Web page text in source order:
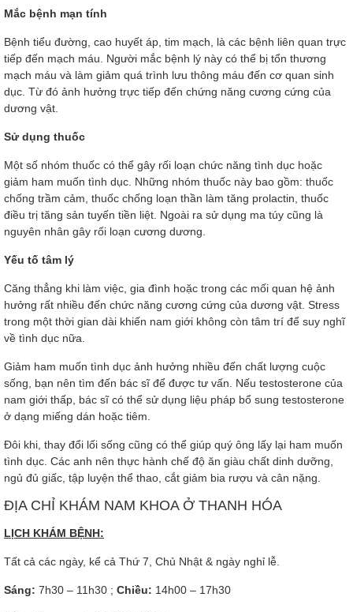
Mắc bệnh mạn tính
Bệnh tiểu đường, cao huyết áp, tim mạch, là các bệnh liên quan trực
tiếp đến mạch máu. Người mắc bệnh lý này có thể bị tổn thương
mạch máu và làm giảm quá trình lưu thông máu đến cơ quan sinh
dục. Từ đó ảnh hưởng trực tiếp đến chứng năng cương cứng của
dương vật.
Sử dụng thuốc
Một số nhóm thuốc có thể gây rối loạn chức năng tình dục hoặc
giảm ham muốn tình dục. Những nhóm thuốc này bao gồm: thuốc
chống trầm cảm, thuốc chống loạn thần làm tăng prolactin, thuốc
điều trị tăng sản tuyến tiền liệt. Ngoài ra sử dụng ma túy cũng là
nguyên nhân gây rối loạn cương dương.
Yếu tố tâm lý
Căng thẳng khi làm việc, gia đình hoặc trong các mối quan hệ ảnh
hưởng rất nhiều đến chức năng cương cứng của dương vật. Stress
trong một thời gian dài khiến nam giới không còn tâm trí để suy nghĩ
về tình dục nữa.
Giảm ham muốn tình dục ảnh hưởng nhiều đến chất lượng cuộc
sống, bạn nên tìm đến bác sĩ để được tư vấn. Nếu testosterone của
nam giới thấp, bác sĩ có thể sử dụng liệu pháp bổ sung testosterone
ở dạng miếng dán hoặc tiêm.
Đôi khi, thay đổi lối sống cũng có thể giúp quý ông lấy lại ham muốn
tình dục. Các anh nên thực hành chế độ ăn giàu chất dinh dưỡng,
ngủ đủ giấc, tập luyện thể thao, cắt giảm bia rượu và cân nặng.
ĐỊA CHỈ KHÁM NAM KHOA Ở THANH HÓA
LỊCH KHÁM BỆNH:
Tất cả các ngày, kể cả Thứ 7, Chủ Nhật & ngày nghỉ lễ.
Sáng: 7h30 – 11h30 ; Chiều: 14h00 – 17h30